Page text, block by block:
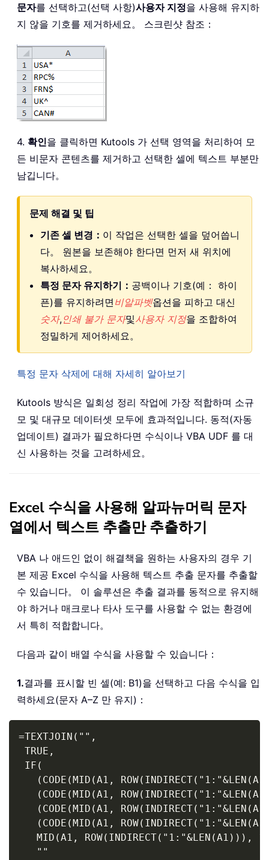
문자를 선택하고(선택 사항)사용자 지정을 사용해 유지하
지 않을 기호를 제거하세요。 스크린샷 참조：
4. 확인을 클릭하면 Kutools 가 선택 영역을 처리하여 모
든 비문자 콘텐츠를 제거하고 선택한 셀에 텍스트 부분만
남깁니다。
문제 해결 및 팁
기존 셀 변경： 이 작업은 선택한 셀을 덮어씁니
다。 원본을 보존해야 한다면 먼저 새 위치에
복사하세요。
특정 문자 유지하기： 공백이나 기호(예： 하이
픈)를 유지하려면 비알파벳옵션을 피하고 대신
숫자,인쇄 불가 문자및사용자 지정을 조합하여
정밀하게 제어하세요。
특정 문자 삭제에 대해 자세히 알아보기
Kutools 방식은 일회성 정리 작업에 가장 적합하며 소규
모 및 대규모 데이터셋 모두에 효과적입니다. 동적(자동
업데이트) 결과가 필요하다면 수식이나 VBA UDF 를 대
신 사용하는 것을 고려하세요。
Excel 수식을 사용해 알파뉴머릭 문자
열에서 텍스트 추출만 추출하기
VBA 나 애드인 없이 해결책을 원하는 사용자의 경우 기
본 제공 Excel 수식을 사용해 텍스트 추출 문자를 추출할
수 있습니다。 이 솔루션은 추출 결과를 동적으로 유지해
야 하거나 매크로나 타사 도구를 사용할 수 없는 환경에
서 특히 적합합니다。
다음과 같이 배열 수식을 사용할 수 있습니다：
1.결과를 표시할 빈 셀(예: B1)을 선택하고 다음 수식을 입
력하세요(문자 A–Z 만 유지)：
=TEXTJOIN("",
TRUE,
IF(
(CODE(MID(A1,
(CODE(MID(A1,
(CODE(MID(A1,
(CODE(MID(A1,
MID(A1, ROW(INDIRECT("1:"&LEN(A1))),
   ""